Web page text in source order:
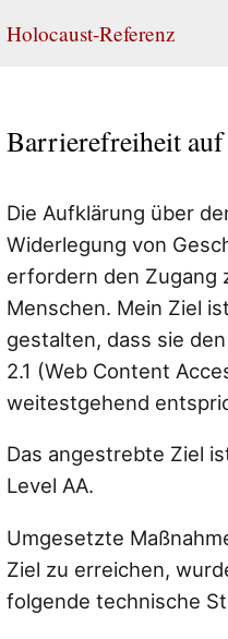
Holocaust-Referenz
Barrierefreiheit
Die Aufklärung über
Widerlegung von
erfordern den Zugang
Menschen. Mein Ziel
gestalten, dass sie
2.1 (Web Content
weitestgehend
Das angestrebte Ziel
Level AA.
Umgesetzte
Ziel zu erreichen,
folgende technische